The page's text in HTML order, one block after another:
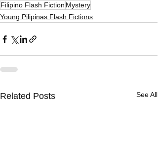
Filipino Flash Fiction Mystery
Young Pilipinas Flash Fictions
Related Posts See All